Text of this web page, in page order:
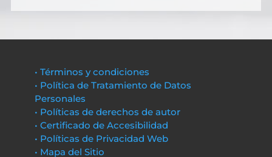
• Términos y condiciones
• Política de Tratamiento de Datos
Personales
• Políticas de derechos de autor
• Certificado de Accesibilidad
• Políticas de Privacidad Web
• Mapa del Sitio